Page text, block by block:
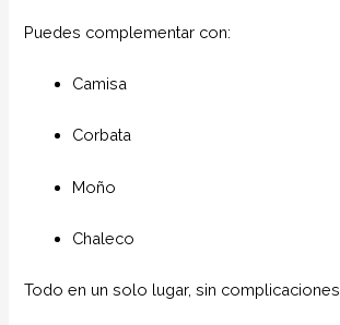
Puedes complementar con:
Camisa
Corbata
Moño
Chaleco
Todo en un solo lugar, sin complicaciones.